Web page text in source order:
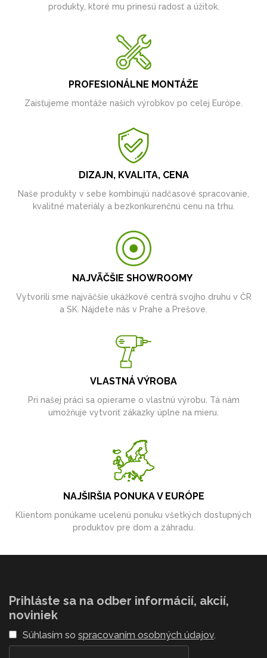
produkty, ktoré mu prinesú radosť a úžitok.
PROFESIONÁLNE MONTÁŽE
Zaisťujeme montáže našich výrobkov po celej Európe.
DIZAJN, KVALITA, CENA
Naše produkty v sebe kombinujú nadčasové spracovanie,
kvalitné materiály a bezkonkurenčnú cenu na trhu.
NAJVÄČŠIE SHOWROOMY
Vytvorili sme najväčšie ukážkové centrá svojho druhu v ČR
a SK. Nájdete nás v Prahe a Prešove.
VLASTNÁ VÝROBA
Pri našej práci sa opierame o vlastnú výrobu. Tá nám
umožňuje vytvoriť zákazky úplne na mieru.
NAJŠIRŠIA PONUKA V EURÓPE
Klientom ponúkame ucelenú ponuku všetkých dostupných
produktov pre dom a záhradu.
Prihláste sa na odber informácií, akcií,
noviniek
Súhlasím so spracovaním osobných údajov.